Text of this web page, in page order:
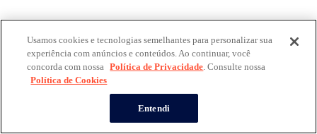
Usamos cookies e tecnologias semelhantes para personalizar sua
experiência com anúncios e conteúdos. Ao continuar, você
concorda com nossa Política de Privacidade. Consulte nossa
Política de Cookies
Entendi